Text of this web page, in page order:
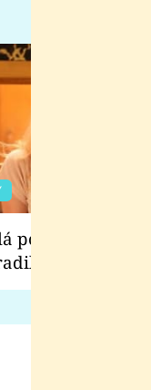
pornoherečka
co ji
Euforie.